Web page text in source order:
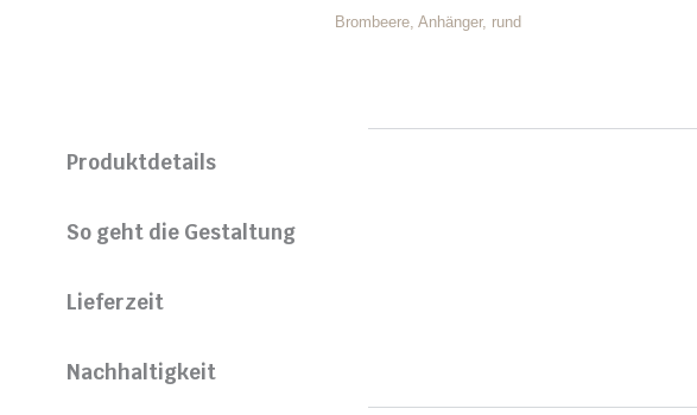
Brombeere, Anhänger, rund
Produktdetails
So geht die Gestaltung
Lieferzeit
Nachhaltigkeit